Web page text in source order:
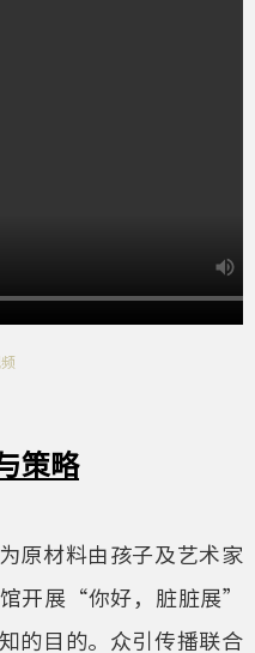
策略
原材料由孩子及艺术家
开展“你好，脏脏展”
的目的。众引传播联合